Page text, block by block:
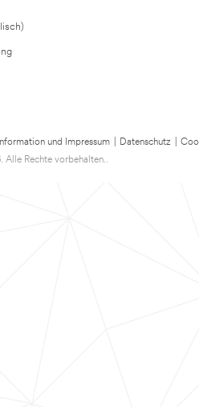
und Impressum Datenschutz
Rechte vorbehalten..